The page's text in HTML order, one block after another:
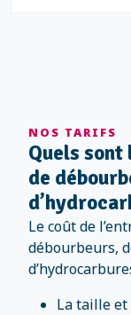
NOS TARIFS
Quels
de
Le coût de
débourbeurs,
La taille et